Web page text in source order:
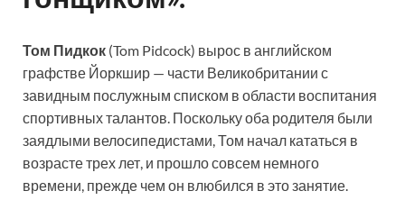
Том Пидкок (Tom Pidcock) вырос в английском
графстве Йоркшир — части Великобритании с
завидным послужным списком в области воспитания
спортивных талантов. Поскольку оба родителя были
заядлыми велосипедистами, Том начал кататься в
возрасте трех лет, и прошло совсем немного
времени, прежде чем он влюбился в это занятие.